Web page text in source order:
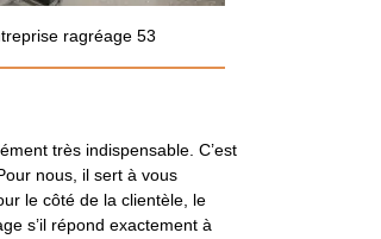
ragréage 53
très indispensable. C’est
nous, il sert à vous
le côté de la clientèle, le
s’il répond exactement à